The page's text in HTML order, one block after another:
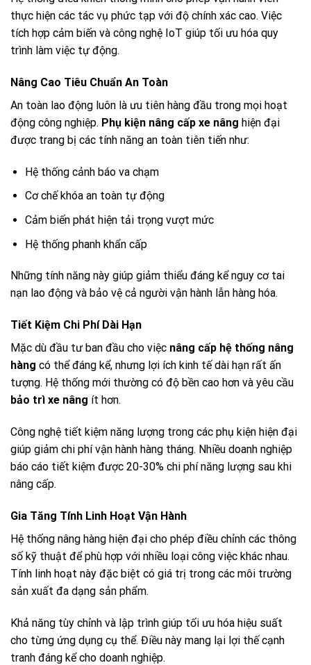
thực hiện các tác vụ phức tạp với độ chính xác cao. Việc
tích hợp cảm biến và công nghệ IoT giúp tối ưu hóa quy
trình làm việc tự động.
Nâng Cao Tiêu Chuẩn An Toàn
An toàn lao động luôn là ưu tiên hàng đầu trong mọi hoạt
động công nghiệp. Phụ kiện nâng cấp xe nâng hiện đại
được trang bị các tính năng an toàn tiên tiến như:
Hệ thống cảnh báo va chạm
Cơ chế khóa an toàn tự động
Cảm biến phát hiện tải trọng vượt mức
Hệ thống phanh khẩn cấp
Những tính năng này giúp giảm thiểu đáng kể nguy cơ tai
nạn lao động và bảo vệ cả người vận hành lẫn hàng hóa.
Tiết Kiệm Chi Phí Dài Hạn
Mặc dù đầu tư ban đầu cho việc nâng cấp hệ thống nâng
hàng có thể đáng kể, nhưng lợi ích kinh tế dài hạn rất ấn
tượng. Hệ thống mới thường có độ bền cao hơn và yêu cầu
bảo trì xe nâng ít hơn.
Công nghệ tiết kiệm năng lượng trong các phụ kiện hiện đại
giúp giảm chi phí vận hành hàng tháng. Nhiều doanh nghiệp
báo cáo tiết kiệm được 20-30% chi phí năng lượng sau khi
nâng cấp.
Gia Tăng Tính Linh Hoạt Vận Hành
Hệ thống nâng hàng hiện đại cho phép điều chỉnh các thông
số kỹ thuật để phù hợp với nhiều loại công việc khác nhau.
Tính linh hoạt này đặc biệt có giá trị trong các môi trường
sản xuất đa dạng sản phẩm.
Khả năng tùy chỉnh và lập trình giúp tối ưu hóa hiệu suất
cho từng ứng dụng cụ thể. Điều này mang lại lợi thế cạnh
tranh đáng kể cho doanh nghiệp.